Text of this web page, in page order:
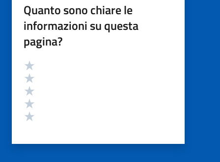
Quanto sono chiare le
informazioni su questa
pagina?
Valutazione